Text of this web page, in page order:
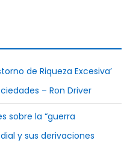
de Riqueza Excesiva’
– Ron Driver
sobre la “guerra
y sus derivaciones